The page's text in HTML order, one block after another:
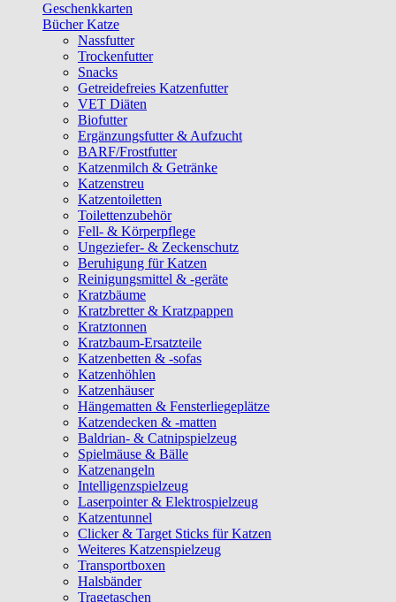
Geschenkkarten
Bücher Katze
Nassfutter
Trockenfutter
Snacks
Getreidefreies Katzenfutter
VET Diäten
Biofutter
Ergänzungsfutter & Aufzucht
BARF/Frostfutter
Katzenmilch & Getränke
Katzenstreu
Katzentoiletten
Toilettenzubehör
Fell- & Körperpflege
Ungeziefer- & Zeckenschutz
Beruhigung für Katzen
Reinigungsmittel & -geräte
Kratzbäume
Kratzbretter & Kratzpappen
Kratztonnen
Kratzbaum-Ersatzteile
Katzenbetten & -sofas
Katzenhöhlen
Katzenhäuser
Hängematten & Fensterliegeplätze
Katzendecken & -matten
Baldrian- & Catnipspielzeug
Spielmäuse & Bälle
Katzenangeln
Intelligenzspielzeug
Laserpointer & Elektrospielzeug
Katzentunnel
Clicker & Target Sticks für Katzen
Weiteres Katzenspielzeug
Transportboxen
Halsbänder
Tragetaschen